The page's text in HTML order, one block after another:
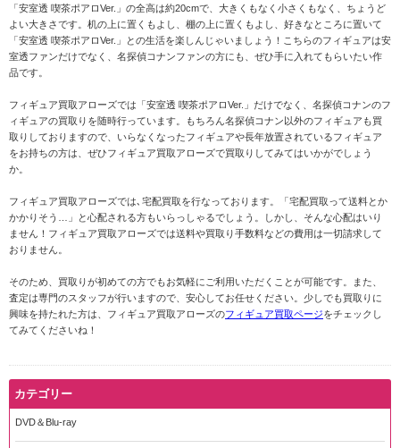
「安室透 喫茶ポアロVer.」の全高は約20cmで、大きくもなく小さくもなく、ちょうど
よい大きさです。机の上に置くもよし、棚の上に置くもよし、好きなところに置いて
「安室透 喫茶ポアロVer.」との生活を楽しんじゃいましょう！こちらのフィギュアは安
室透ファンだけでなく、名探偵コナンファンの方にも、ぜひ手に入れてもらいたい作
品です。
フィギュア買取アローズでは「安室透 喫茶ポアロVer.」だけでなく、名探偵コナンのフ
ィギュアの買取りを随時行っています。もちろん名探偵コナン以外のフィギュアも買
取りしておりますので、いらなくなったフィギュアや長年放置されているフィギュア
をお持ちの方は、ぜひフィギュア買取アローズで買取りしてみてはいかがでしょう
か。
フィギュア買取アローズでは､宅配買取を行なっております。「宅配買取って送料とか
かかりそう…」と心配される方もいらっしゃるでしょう。しかし、そんな心配はいり
ません！フィギュア買取アローズでは送料や買取り手数料などの費用は一切請求して
おりません。
そのため、買取りが初めての方でもお気軽にご利用いただくことが可能です。また、
査定は専門のスタッフが行いますので、安心してお任せください。少しでも買取りに
興味を持たれた方は、フィギュア買取アローズのフィギュア買取ページをチェックし
てみてくださいね！
カテゴリー
DVD＆Blu-ray